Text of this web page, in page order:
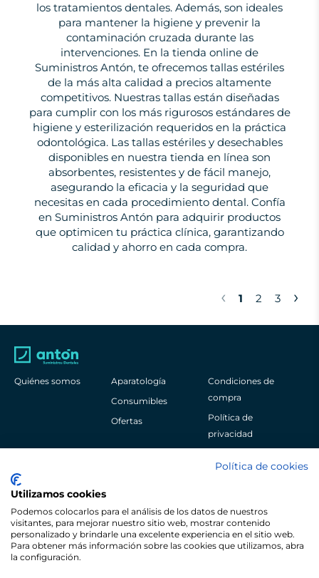
los tratamientos dentales. Además, son ideales
para mantener la higiene y prevenir la
contaminación cruzada durante las
intervenciones. En la tienda online de
Suministros Antón, te ofrecemos tallas estériles
de la más alta calidad a precios altamente
competitivos. Nuestras tallas están diseñadas
para cumplir con los más rigurosos estándares de
higiene y esterilización requeridos en la práctica
odontológica. Las tallas estériles y desechables
disponibles en nuestra tienda en línea son
absorbentes, resistentes y de fácil manejo,
asegurando la eficacia y la seguridad que
necesitas en cada procedimiento dental. Confía
en Suministros Antón para adquirir productos
que optimicen tu práctica clínica, garantizando
calidad y ahorro en cada compra.
‹ 1 2 3 ›
Quiénes somos
Aparatología
Consumibles
Ofertas
Condiciones de
compra
Política de
privacidad
Pol. Ind. Sangroniz Iberre Kalea, 3
Política de cookies
Utilizamos cookies
Podemos colocarlos para el análisis de los datos de nuestros
visitantes, para mejorar nuestro sitio web, mostrar contenido
personalizado y brindarle una excelente experiencia en el sitio web.
Para obtener más información sobre las cookies que utilizamos, abra
la configuración.